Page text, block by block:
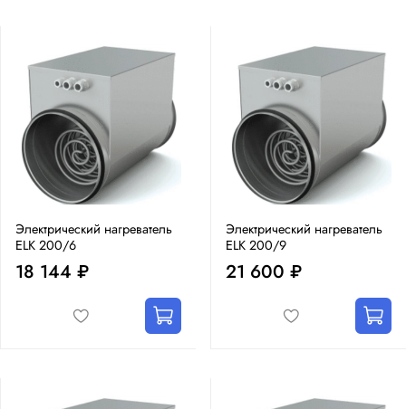
Электрический нагреватель
ELK 200/6
18 144 ₽
Электрический нагреватель
ELK 200/9
21 600 ₽